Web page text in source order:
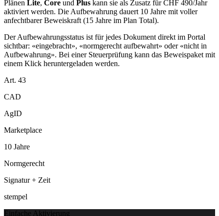
Plänen Lite, Core und Plus kann sie als Zusatz für CHF 490/Jahr
aktiviert werden. Die Aufbewahrung dauert 10 Jahre mit voller
anfechtbarer Beweiskraft (15 Jahre im Plan Total).
Der Aufbewahrungsstatus ist für jedes Dokument direkt im Portal
sichtbar: «eingebracht», «normgerecht aufbewahrt» oder «nicht in
Aufbewahrung». Bei einer Steuerprüfung kann das Beweispaket mit
einem Klick heruntergeladen werden.
Art. 43
CAD
AgID
Marketplace
10 Jahre
Normgerecht
Signatur + Zeit
stempel
Einfache Aktivierung